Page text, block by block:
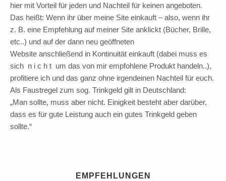
hier mit Vorteil für jeden und Nachteil für keinen angeboten.
Das heißt: Wenn ihr über meine Site einkauft – also, wenn ihr
z. B. eine Empfehlung auf meiner Site anklickt (Bücher, Brille,
etc..) und auf der dann neu geöffneten
Website anschließend in Kontinuität einkauft (dabei muss es
sich n i c h t um das von mir empfohlene Produkt handeln..),
profitiere ich und das ganz ohne irgendeinen Nachteil für euch.
Als Faustregel zum sog. Trinkgeld gilt in Deutschland:
„Man sollte, muss aber nicht. Einigkeit besteht aber darüber,
dass es für gute Leistung auch ein gutes Trinkgeld geben
sollte.“
EMPFEHLUNGEN